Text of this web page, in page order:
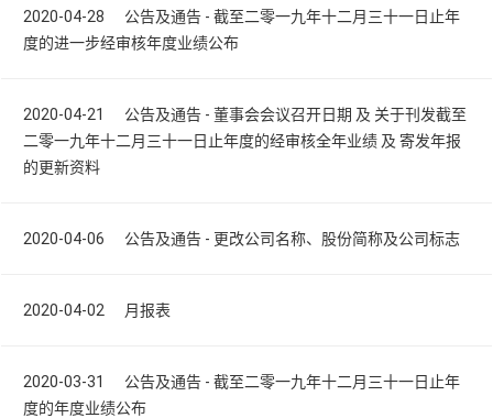
2020-04-28 公告及通告 - 截至二零一九年十二月三十一日止年
度的进一步经审核年度业绩公布
2020-04-21 公告及通告 - 董事会会议召开日期 及 关于刊发截至
二零一九年十二月三十一日止年度的经审核全年业绩 及 寄发年报
的更新资料
2020-04-06 公告及通告 - 更改公司名称、股份简称及公司标志
2020-04-02 月报表
2020-03-31 公告及通告 - 截至二零一九年十二月三十一日止年
度的年度业绩公布